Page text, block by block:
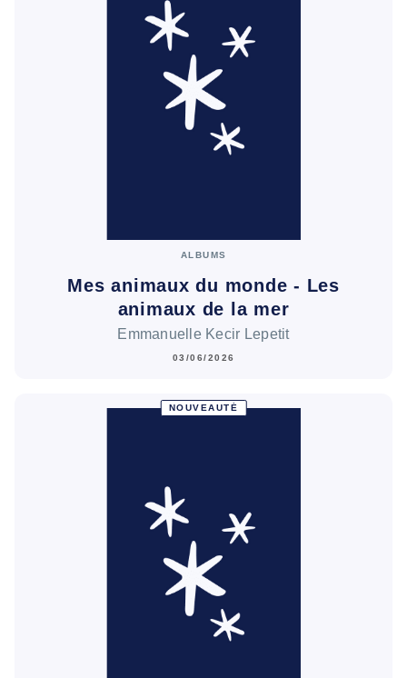
ALBUMS
Mes animaux du monde - Les
animaux de la mer
Emmanuelle Kecir Lepetit
03/06/2026
NOUVEAUTÉ